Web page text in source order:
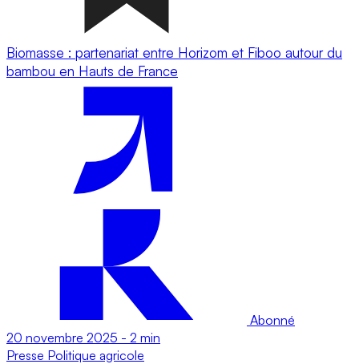
Biomasse : partenariat entre Horizom et Fiboo autour du
bambou en Hauts de France
Abonné
20 novembre 2025 - 2 min
Presse Politique agricole